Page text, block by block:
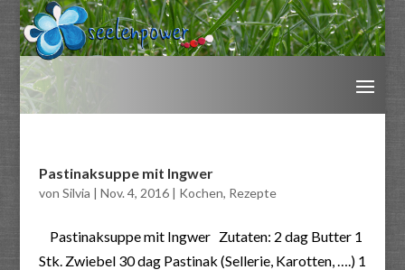
Pastinaksuppe mit Ingwer
von Silvia | Nov. 4, 2016| Kochen, Rezepte
Pastinaksuppe mit Ingwer Zutaten: 2 dag Butter 1
Stk. Zwiebel 30 dag Pastinak (Sellerie, Karotten, ….) 1